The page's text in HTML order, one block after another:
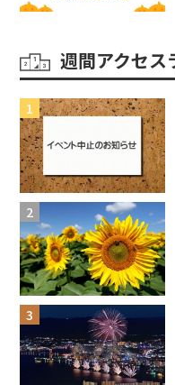
週間アクセス